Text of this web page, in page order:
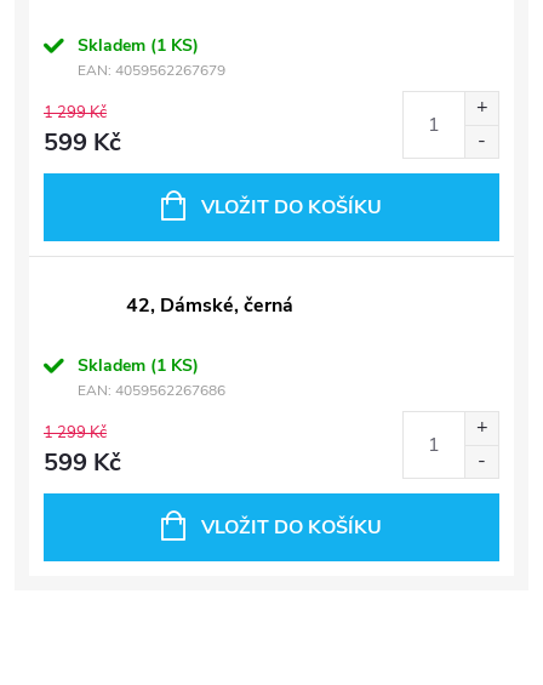
Skladem (1 KS)
EAN: 4059562267679
1 299 Kč
599 Kč
VLOŽIT DO KOŠÍKU
42, Dámské, černá
Skladem (1 KS)
EAN: 4059562267686
1 299 Kč
599 Kč
VLOŽIT DO KOŠÍKU